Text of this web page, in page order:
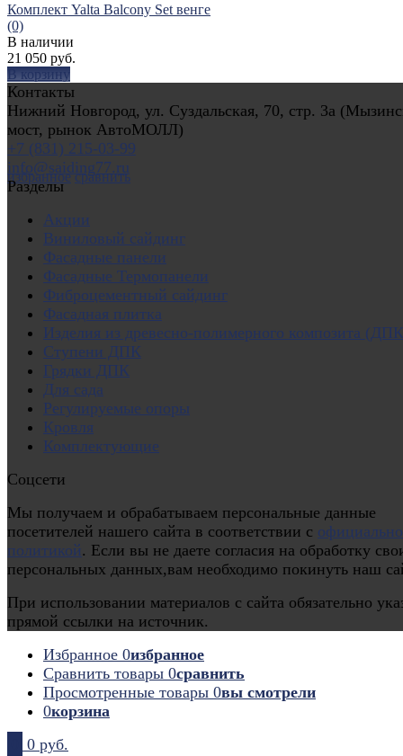
избранное сравнить
Комплект Yalta Balcony Set венге
(0)
В наличии
21 050 руб.
В корзину
Контакты
Нижний Новгород, ул. Суздальская, 70, стр. 3а
мост, рынок АвтоМОЛЛ)
+7 (831) 215-03-99
info@saiding77.ru
Разделы
Акции
Виниловый сайдинг
Фасадные панели
Фасадные Термопанели
Фиброцементный сайдинг
Фасадная плитка
Изделия из древесно-полимерного композита
Ступени ДПК
Грядки ДПК
Для сада
Регулируемые опоры
Кровля
Комплектующие
Соцсети
Мы получаем и обрабатываем персональные данные
посетителей нашего сайта в соответствии с
политикой. Если вы не даете согласия на обработку
персональных данных,вам необходимо покинуть наш
При использовании материалов с сайта обязательно
прямой ссылки на источник.
Избранное 0избранное
Сравнить товары 0сравнить
Просмотренные товары 0вы смотрели
0корзина
0 руб.